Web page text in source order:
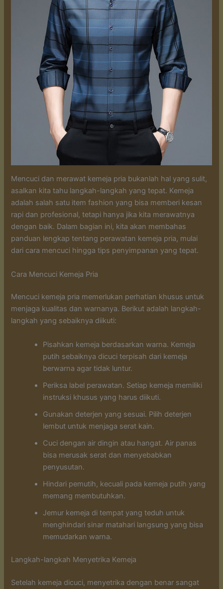
Mencuci dan merawat kemeja pria bukanlah hal yang sulit,
asalkan kita tahu langkah-langkah yang tepat. Kemeja
adalah salah satu item fashion yang bisa memberi kesan
rapi dan profesional, tetapi hanya jika kita merawatnya
dengan baik. Dalam bagian ini, kita akan membahas
panduan lengkap tentang perawatan kemeja pria, mulai
dari cara mencuci hingga tips penyimpanan yang tepat.
Cara Mencuci Kemeja Pria
Mencuci kemeja pria memerlukan perhatian khusus untuk
menjaga kualitas dan warnanya. Berikut adalah langkah-
langkah yang sebaiknya diikuti:
Pisahkan kemeja berdasarkan warna. Kemeja
putih sebaiknya dicuci terpisah dari kemeja
berwarna agar tidak luntur.
Periksa label perawatan. Setiap kemeja memiliki
instruksi khusus yang harus diikuti.
Gunakan deterjen yang sesuai. Pilih deterjen
lembut untuk menjaga serat kain.
Cuci dengan air dingin atau hangat. Air panas
bisa merusak serat dan menyebabkan
penyusutan.
Hindari pemutih, kecuali pada kemeja putih yang
memang membutuhkan.
Jemur kemeja di tempat yang teduh untuk
menghindari sinar matahari langsung yang bisa
memudarkan warna.
Langkah-langkah Menyetrika Kemeja
Setelah kemeja dicuci, menyetrika dengan benar sangat